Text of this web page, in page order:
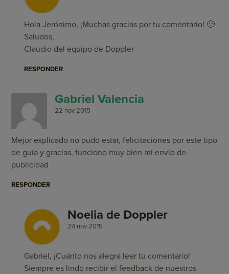
Hola Jerónimo, ¡Muchas gracias por tu comentario! 🙂
Saludos,
Claudio del equipo de Doppler
RESPONDER
Gabriel Valencia
22 nov 2015
Mejor explicado no pudo estar, felicitaciones por este tipo
de guía y gracias, funciono muy bien mi envío de
publicidad
RESPONDER
Noelia de Doppler
24 nov 2015
Gabriel, ¡Cuánto nos alegra leer tu comentario!
Siempre es lindo recibir el feedback de nuestros